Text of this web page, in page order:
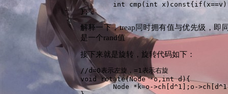
	int cmp(int x)const{if(x==v)return -1;return x>v;}
};
解释一下，treap同时拥有值与优先级，即
是一个rand值
接下来就是旋转，旋转代码如下：
//d=0表示左旋，=1表示右旋
void rotate(Node *o,int d){
	Node *k=o->ch[d^1];o->ch[d^1]=k->ch[d],k->ch[d]=o,o=k;